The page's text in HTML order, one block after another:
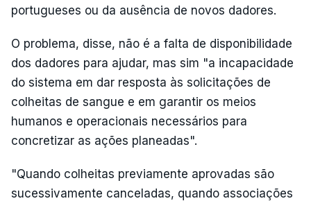
portugueses ou da ausência de novos dadores.
O problema, disse, não é a falta de disponibilidade
dos dadores para ajudar, mas sim "a incapacidade
do sistema em dar resposta às solicitações de
colheitas de sangue e em garantir os meios
humanos e operacionais necessários para
concretizar as ações planeadas".
"Quando colheitas previamente aprovadas são
sucessivamente canceladas, quando associações